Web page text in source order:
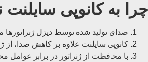
چرا به کانوپی سایلنت
صدای تولید شده توسط دیزل
کانوپی سایلنت علاوه بر کاهش صدا، از
با محافظت از ژنراتور در برابر عوامل